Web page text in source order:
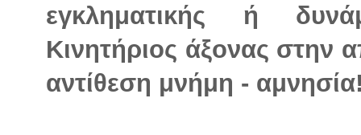
εγκληματικής ή
Κινητήριος άξονας στην
αντίθεση μνήμη -